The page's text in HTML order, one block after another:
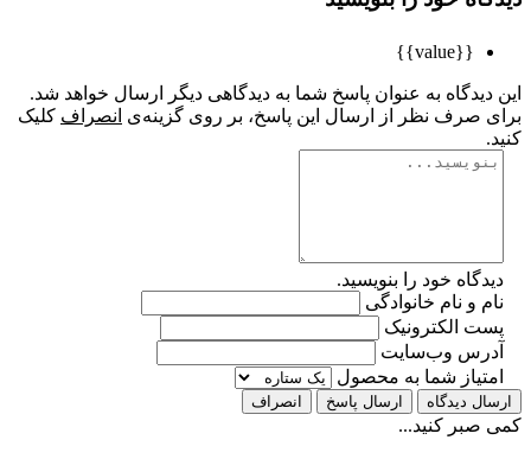
به عنوان پاسخ شما به دیدگاهی دیگر ارسال خواهد شد.
صرف نظر از ارسال این پاسخ، بر روی گزینه‌ی انصرافکلیک
خود را بنویسید.
و نام خانوادگی
الکترونیک
وب‌سایت
شما به محصول
دیدگاه ارسال پاسخ انصراف
کنید...